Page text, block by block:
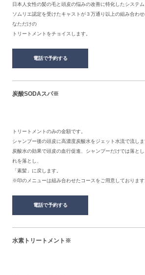
日本人女性の髪の毛と頭皮の悩みの改善に特化したシステム
ソムリエ認定を受けたキャストが３万通り以上の組み合わ
なただけの
トリートメントをチョイスします。
電話で予約する
炭酸SODAスパ※
トリートメントのみの金額です。
シャンプー後の頭皮に高濃度炭酸水をジェット水流で流しま
炭酸水の効果で頭皮の血行促進、シャンプーだけでは落と
れを落とし、
「素髪」に戻します。
※印のメニューは組み合わせたコースをご用意しております
電話で予約する
水素トリートメント※